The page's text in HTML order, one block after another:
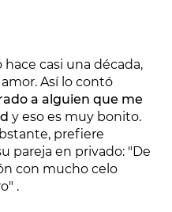
casi una década,
Así lo contó
a alguien que me
y eso es muy bonito.
prefiere
pareja en privado: "De
con mucho celo
.